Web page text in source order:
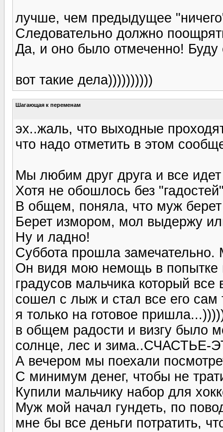
лучше, чем предыдущее
Следовательно должно
Да, и оно было отмеченно! Буду
вот такие дела))))))))))
Шагающая к переменам
эх..жаль, что выходные
что надо отметить в этом
Мы любим друг друга и все
Хотя не обошлось без
В общем, поняла, что муж
Берет измором, мол выдержу
Ну и ладно!
Суббота прошла
Он видя мою немощь в попытке
градусов мальчика который все
сошел с лыж и стал все его сам
я только на готовое
в общем радости и визгу было
солнце, лес и
А вечером мы поехали
С минимум денег, чтобы не
Купили мальчику набор для
Муж мой начал гундеть, по
мне бы все деньги потратить,